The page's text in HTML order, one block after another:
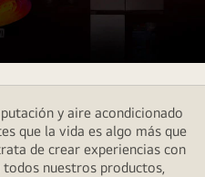
y aire acondicionado
que la vida es algo más que
de crear experiencias con
nuestros productos,